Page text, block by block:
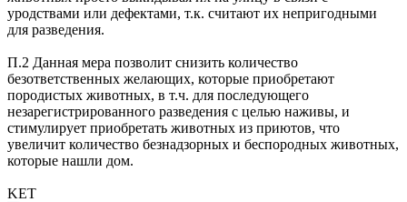
уродствами или дефектами, т.к. считают их непригодными
для разведения.
П.2 Данная мера позволит снизить количество
безответственных желающих, которые приобретают
породистых животных, в т.ч. для последующего
незарегистрированного разведения с целью наживы, и
стимулирует приобретать животных из приютов, что
увеличит количество безнадзорных и беспородных животных,
которые нашли дом.
KET